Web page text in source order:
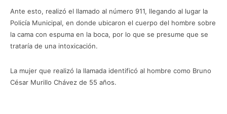
Ante esto, realizó el llamado al número 911, llegando al lugar la
Policía Municipal, en donde ubicaron el cuerpo del hombre sobre
la cama con espuma en la boca, por lo que se presume que se
trataría de una intoxicación.
La mujer que realizó la llamada identificó al hombre como Bruno
César Murillo Chávez de 55 años.